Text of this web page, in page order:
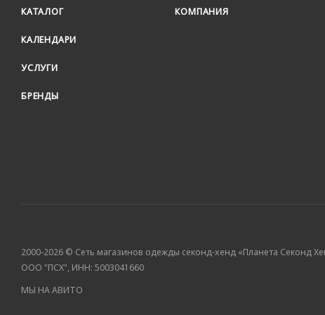
КАТАЛОГ
КАЛЕНДАРИ
УСЛУГИ
БРЕНДЫ
КОМПАНИЯ
2000-2026 © Сеть магазинов одежды секонд-хенд «Планета Секонд
ООО "ПСХ", ИНН: 5003041660
МЫ НА АВИТО